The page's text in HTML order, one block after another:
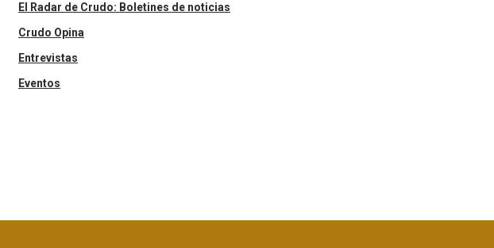
El Radar de Crudo: Boletines de noticias
Crudo Opina
Entrevistas
Eventos